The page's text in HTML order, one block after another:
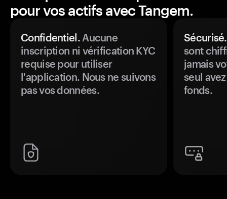
pour vos actifs avec Tangem.
Confidentiel.Aucune
inscription ni vérification KYC
requise pour utiliser
l'application. Nous ne suivons
pas vos données.
Sécurisé.
sont
jamais
seul
fonds.